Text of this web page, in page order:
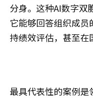
分身。这种AI数字双
它能够回答组织成
持绩效评估，甚至在
最具代表性的案例